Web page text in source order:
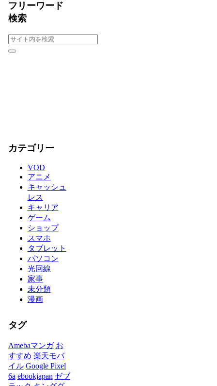
フリーワード
検索
カテゴリー
VOD
アニメ
キャッシュ
レス
キャリア
ゲーム
ショップ
スマホ
タブレット
パソコン
光回線
家事
未分類
漫画
タグ
Amebaマンガ お
すすめ 楽天モバ
イル Google Pixel
6a ebookjapan ゼブ